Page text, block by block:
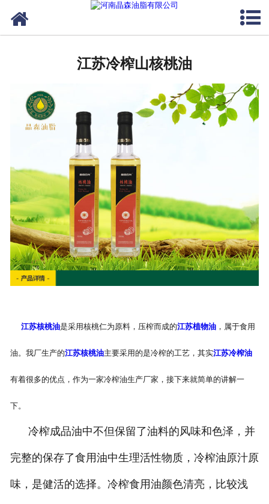
江苏来料代工
江苏冷榨山核桃油
江苏核桃油是采用核桃仁为原料，压榨而成的江苏植物油，属于食用
油。我厂生产的江苏核桃油主要采用的是冷榨的工艺，其实江苏冷榨油
有着很多的优点，作为一家冷榨油生产厂家，接下来就简单的讲解一
下。
冷榨成品油中不但保留了油料的风味和色泽，并
完整的保存了食用油中生理活性物质，冷榨油原汁原
味，是健活的选择。冷榨食用油颜色清亮，比较浅